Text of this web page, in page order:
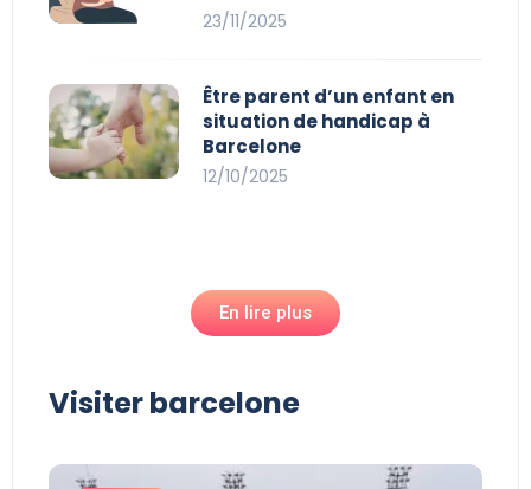
23/11/2025
Être parent d’un enfant en
situation de handicap à
Barcelone
12/10/2025
En lire plus
Visiter barcelone